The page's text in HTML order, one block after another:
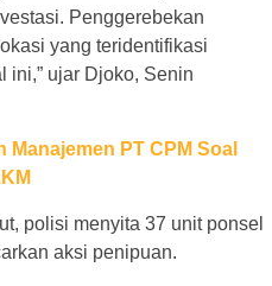
Penggerebekan
yang teridentifikasi
ini,” ujar Djoko, Senin
Manajemen PT CPM Soal
polisi menyita 37 unit ponsel
aksi penipuan.